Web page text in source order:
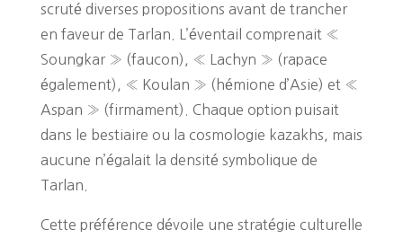
scruté diverses propositions avant de trancher
en faveur de Tarlan. L’éventail comprenait «
Soungkar » (faucon), « Lachyn » (rapace
également), « Koulan » (hémione d’Asie) et «
Aspan » (firmament). Chaque option puisait
dans le bestiaire ou la cosmologie kazakhs, mais
aucune n’égalait la densité symbolique de
Tarlan.
Cette préférence dévoile une stratégie culturelle